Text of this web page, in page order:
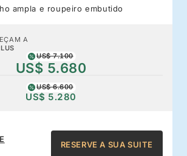
ampla e roupeiro embutido
A
US$ 7.100
US$ 5.680
US$ 6.600
US$ 5.280
RESERVE A SUA SUITE